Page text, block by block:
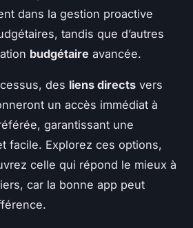
dans la gestion proactive
tandis que d’autres
budgétaire avancée.
des liens directs vers
un accès immédiat à
garantissant une
facile. Explorez ces options,
celle qui répond le mieux à
car la bonne app peut